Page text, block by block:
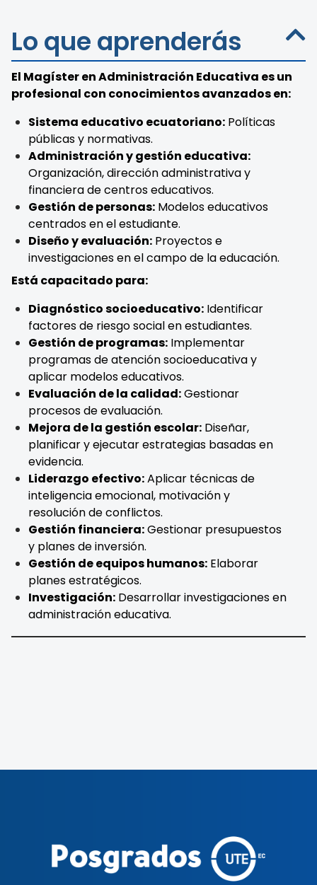
Lo que aprenderás
El Magíster en Administración Educativa es un
profesional con conocimientos avanzados en:
Sistema educativo ecuatoriano: Políticas
públicas y normativas.
Administración y gestión educativa:
Organización, dirección administrativa y
financiera de centros educativos.
Gestión de personas: Modelos educativos
centrados en el estudiante.
Diseño y evaluación: Proyectos e
investigaciones en el campo de la educación.
Está capacitado para:
Diagnóstico socioeducativo: Identificar
factores de riesgo social en estudiantes.
Gestión de programas: Implementar
programas de atención socioeducativa y
aplicar modelos educativos.
Evaluación de la calidad:Gestionar
procesos de evaluación.
Mejora de la gestión escolar: Diseñar,
planificar y ejecutar estrategias basadas en
evidencia.
Liderazgo efectivo:Aplicar técnicas de
inteligencia emocional, motivación y
resolución de conflictos.
Gestión financiera:Gestionar presupuestos
y planes de inversión.
Gestión de equipos humanos: Elaborar
planes estratégicos.
Investigación: Desarrollar investigaciones en
administración educativa.